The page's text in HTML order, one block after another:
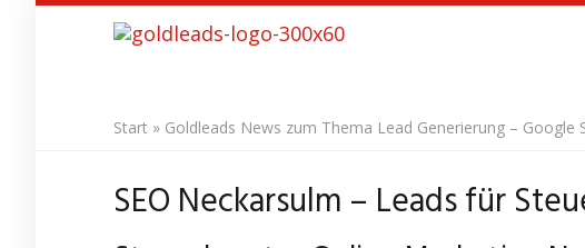
Start » Goldleads News zum Thema Lead Generierung – Google
SEO Neckarsulm – Leads für